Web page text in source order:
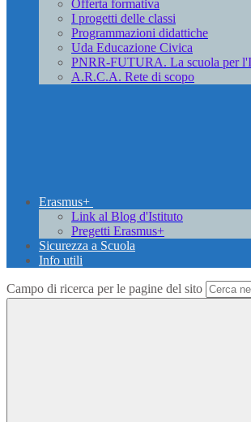
Offerta formativa
I progetti delle classi
Programmazioni didattiche
Uda Educazione Civica
PNRR-FUTURA. La scuola per
A.R.C.A. Rete di scopo
Erasmus+
Link al Blog d'Istituto
Pregetti Erasmus+
Sicurezza a Scuola
Info utili
Campo di ricerca per le pagine del sito